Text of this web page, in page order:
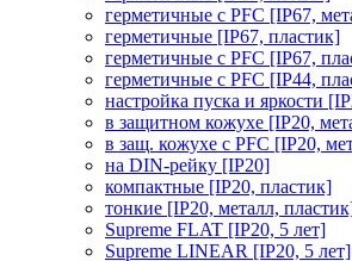
герметичные с PFC [IP67,
герметичные [IP67, пластик]
герметичные с PFC [IP67,
герметичные с PFC [IP44,
настройка пуска и яркости
в защитном кожухе [IP20,
в защ. кожухе с PFC [IP20,
на DIN-рейку [IP20]
компактные [IP20, пластик]
тонкие [IP20, металл,
Supreme FLAT [IP20, 5 лет]
Supreme LINEAR [IP20, 5 лет]